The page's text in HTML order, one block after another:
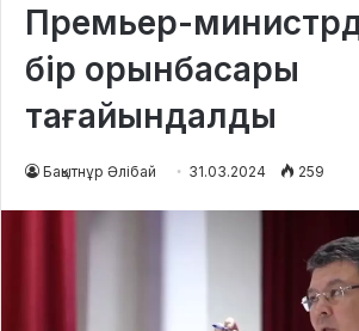
Премьер-
бір орынбасары
тағайындалды
Бақытнұр Әлібай 31.03.2024 259